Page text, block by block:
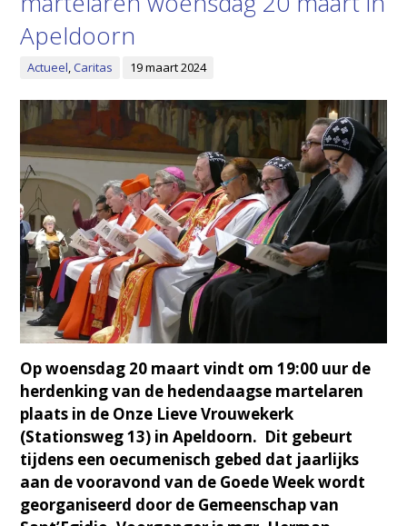
Apeldoorn
Actueel ,Caritas 19 maart 2024
Op woensdag 20 maart vindt om 19:00 uur de
herdenking van de hedendaagse martelaren
plaats in de Onze Lieve Vrouwekerk
(Stationsweg 13) in Apeldoorn. Dit gebeurt
tijdens een oecumenisch gebed dat jaarlijks
aan de vooravond van de Goede Week wordt
georganiseerd door de Gemeenschap van